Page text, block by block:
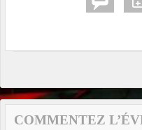
COMMENTEZ